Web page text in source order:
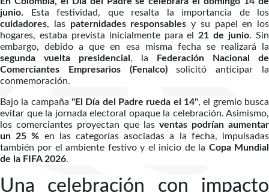
junio. Esta festividad, que resalta la importancia de los
cuidadores, las paternidades responsables y su papel en los
hogares, estaba prevista inicialmente para el 21 de junio. Sin
embargo, debido a que en esa misma fecha se realizará la
segunda vuelta presidencial , la
Federación Nacional de
Comerciantes Empresarios (Fenalco)solicitó anticipar la
conmemoración.
Bajo la campaña "El Día del Padre rueda el 14", el gremio busca
evitar que la jornada electoral opaque la celebración. Asimismo,
los comerciantes proyectan que las ventas podrían aumentar
un 25 % en las categorías asociadas a la fecha, impulsadas
también por el ambiente festivo y el inicio de la Copa Mundial
de la FIFA 2026.
Una celebración con impacto